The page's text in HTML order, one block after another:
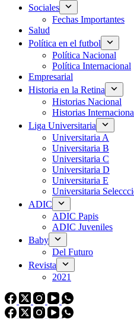
Sociales
Fechas Importantes
Salud
Política en el futbol
Política Nacional
Política Internacional
Empresarial
Historia en la Retina
Historias Nacional
Historias
Liga Universitaria
Universitaria A
Universitaria B
Universitaria C
Universitaria D
Universitaria E
Universitaria
ADIC
ADIC Papis
ADIC Juveniles
Baby
Del Futuro
Revista
2021